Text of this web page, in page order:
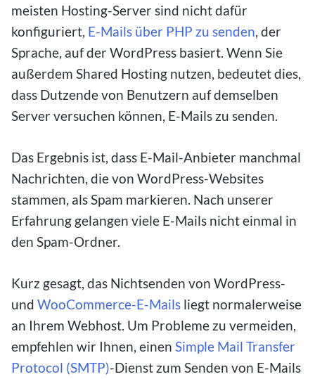
meisten Hosting-Server sind nicht dafür
konfiguriert, E-Mails über PHP zu senden, der
Sprache, auf der WordPress basiert. Wenn Sie
außerdem Shared Hosting nutzen, bedeutet dies,
dass Dutzende von Benutzern auf demselben
Server versuchen können, E-Mails zu senden.
Das Ergebnis ist, dass E-Mail-Anbieter manchmal
Nachrichten, die von WordPress-Websites
stammen, als Spam markieren. Nach unserer
Erfahrung gelangen viele E-Mails nicht einmal in
den Spam-Ordner.
Kurz gesagt, das Nichtsenden von WordPress-
und WooCommerce-E-Mails liegt normalerweise
an Ihrem Webhost. Um Probleme zu vermeiden,
empfehlen wir Ihnen, einen Simple Mail Transfer
Protocol (SMTP)-Dienst zum Senden von E-Mails